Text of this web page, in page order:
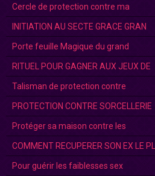
Cercle de protection contre ma
INITIATION AU SECTE GRACE GRAN
Porte feuille Magique du grand
RITUEL POUR GAGNER AUX JEUX DE
Talisman de protection contre
PROTECTION CONTRE SORCELLERIE
Protéger sa maison contre les
COMMENT RECUPERER SON EX LE PL
Pour guérir les faiblesses sex